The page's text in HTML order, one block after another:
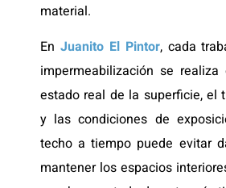
material.
En Juanito El Pintor, cada
impermeabilización se realiza
estado real de la superficie, el
y las condiciones de
techo a tiempo puede evitar
mantener los espacios